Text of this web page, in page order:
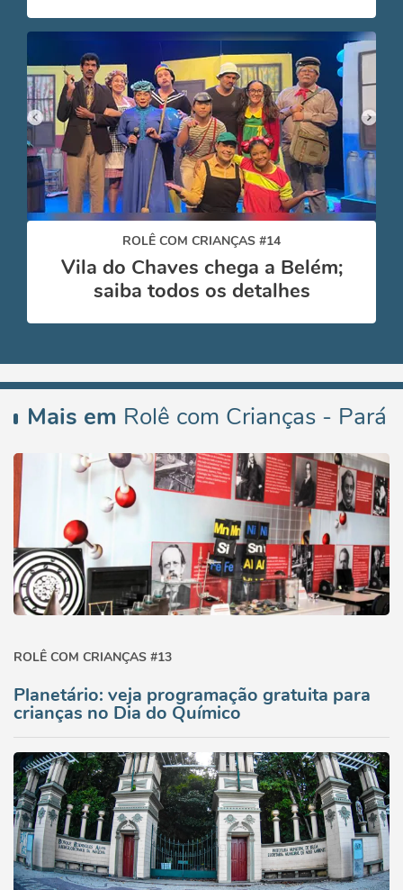
ROLÊ COM CRIANÇAS #14
Vila do Chaves chega a Belém;
saiba todos os detalhes
Mais em Rolê com Crianças - Pará
ROLÊ COM CRIANÇAS #13
Planetário: veja programação gratuita para
crianças no Dia do Químico